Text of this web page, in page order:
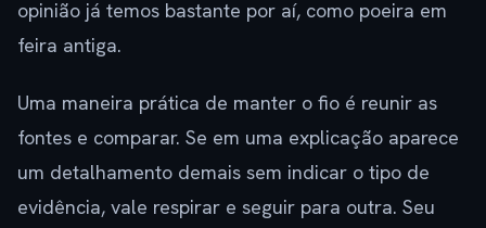
opinião já temos bastante por aí, como poeira em
feira antiga.
Uma maneira prática de manter o fio é reunir as
fontes e comparar. Se em uma explicação aparece
um detalhamento demais sem indicar o tipo de
evidência, vale respirar e seguir para outra. Seu